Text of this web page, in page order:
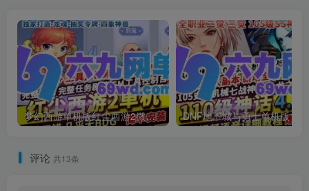
梦幻西游单机版红尘西游2微变独家打造龙魂抽奖令牌四象神兽
评论 共13条